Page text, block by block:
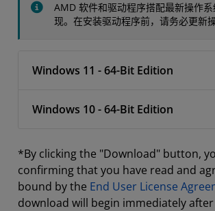
AMD 软件和驱动程序搭配最新操作
现。在安装驱动程序前，请务必更新操
Windows 11 - 64-Bit Edition
Windows 10 - 64-Bit Edition
*By clicking the "Download" button,
confirming that you have read and
bound by the End User License
download will begin immediately